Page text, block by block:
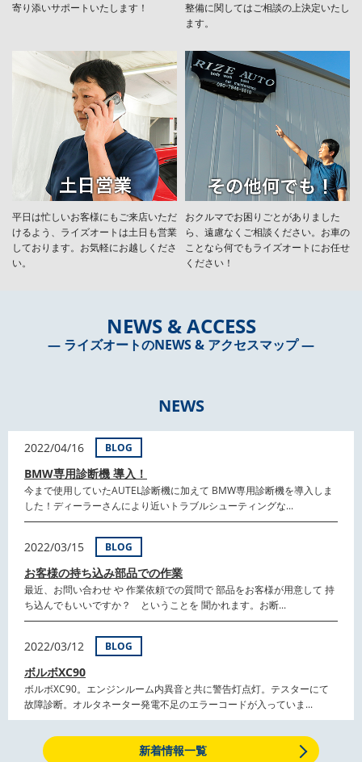
寄り添いサポートいたします！
整備に関してはご相談の上決定いたし
ます。
平日は忙しいお客様にもご来店いただ
けるよう、ライズオートは土日も営業
しております。お気軽にお越しくださ
い。
おクルマでお困りごとがありました
ら、遠慮なくご相談ください。お車の
ことなら何でもライズオートにお任せ
ください！
NEWS & ACCESS
― ライズオートのNEWS & アクセスマップ ―
NEWS
2022/04/16 BLOG
BMW専用診断機 導入！
今まで使用していたAUTEL診断機に加えて BMW専用診断機を導入しま
した！ディーラーさんにより近いトラブルシューティングな...
2022/03/15 BLOG
お客様の持ち込み部品での作業
最近、お問い合わせ や 作業依頼での質問で 部品をお客様が用意して 持
ち込んでもいいですか？ ということを 聞かれます。お断...
2022/03/12 BLOG
ボルボXC90
ボルボXC90。エンジンルーム内異音と共に警告灯点灯。テスターにて
故障診断。オルタネーター発電不足のエラーコードが入っていま...
新着情報一覧